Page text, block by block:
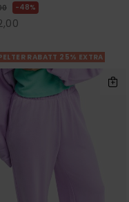
48%
RABATT 25% EXTRA